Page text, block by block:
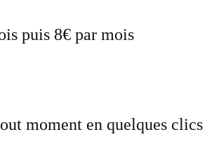
puis 8€ par mois
moment en quelques clics